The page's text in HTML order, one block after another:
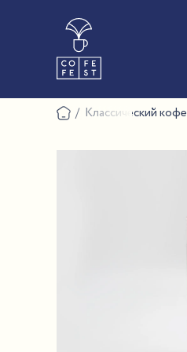
Классический кофе